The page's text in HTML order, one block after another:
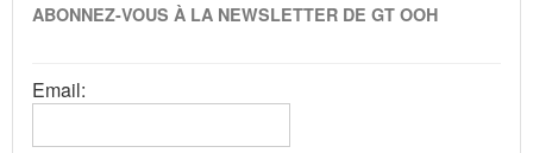
ABONNEZ-VOUS À LA NEWSLETTER DE GT OOH
Email: